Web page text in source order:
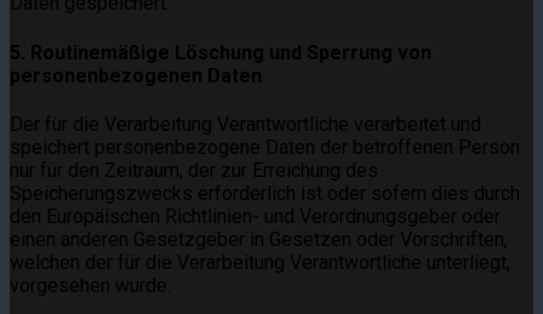
5. Routinemäßige Löschung und Sperrung von
personenbezogenen Daten
Der für die Verarbeitung Verantwortliche verarbeitet und
speichert personenbezogene Daten der betroffenen Person
nur für den Zeitraum, der zur Erreichung des
Speicherungszwecks erforderlich ist oder sofern dies durch
den Europäischen Richtlinien- und Verordnungsgeber oder
einen anderen Gesetzgeber in Gesetzen oder Vorschriften,
welchen der für die Verarbeitung Verantwortliche unterliegt,
vorgesehen wurde.